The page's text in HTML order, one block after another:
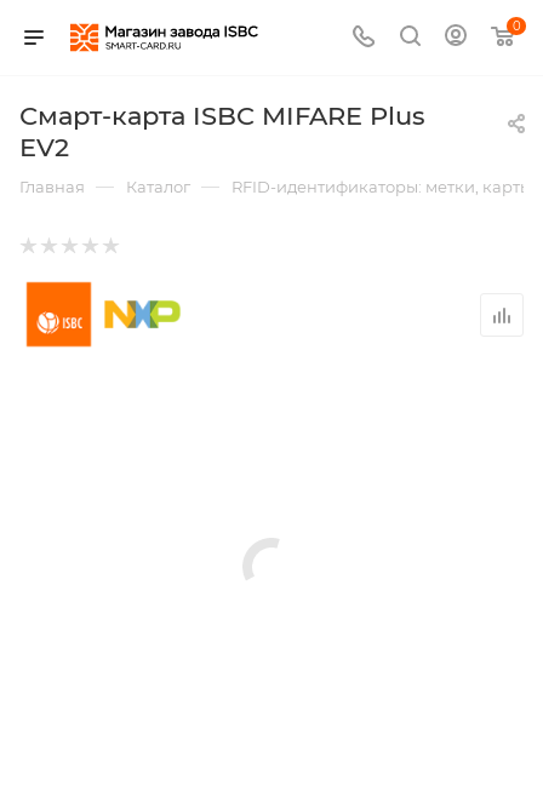
0
Смарт-карта ISBC MIFARE Plus
EV2
Главная — Каталог — RFID-идентификаторы: метки,